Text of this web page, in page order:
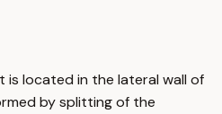
is located in the lateral wall of
by splitting of the